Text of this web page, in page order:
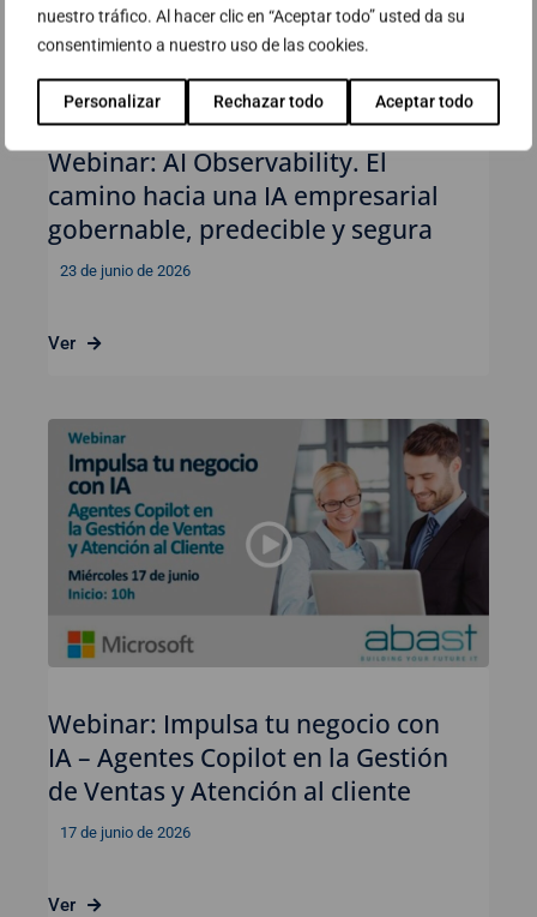
nuestro tráfico. Al hacer clic en “Aceptar todo” usted da su
consentimiento a nuestro uso de las cookies.
Personalizar Rechazar todo Aceptar todo
Webinar: AI Observability. El
camino hacia una IA empresarial
gobernable, predecible y segura
23 de junio de 2026
Ver
Webinar: Impulsa tu negocio con
IA – Agentes Copilot en la Gestión
de Ventas y Atención al cliente
17 de junio de 2026
Ver